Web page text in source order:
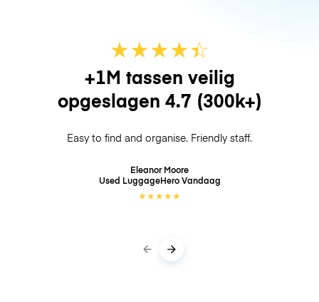
★★★★☆
★
+1M tassen veilig
opgeslagen 4.7 (300k+)
Easy to find and organise. Friendly staff.
Eleanor Moore
Used LuggageHeroVandaag
★★★★★